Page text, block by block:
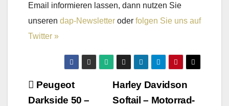
Email informieren lassen, dann nutzen Sie
unseren dap-Newsletter oder folgen Sie uns auf
Twitter »
Beitragsnavigation
Harley Davidson
Softail – Motorrad-
Peugeot
Darkside 50 –